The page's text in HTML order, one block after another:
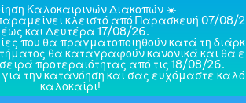
Καλοκαιρινών Διακοπών ☀️
κλειστό από Παρασκευή 07/08/2
και Δευτέρα 17/08/26.
που θα πραγματοποιηθούν κατά τη διάρκ
θα καταγραφούν κανονικά και θα ε
προτεραιότητας από τις 18/08/26.
την κατανόηση και σας ευχόμαστε καλό
καλοκαίρι!